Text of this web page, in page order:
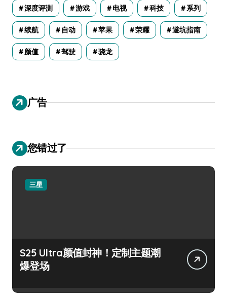
深度评测 游戏 电视 科技 系列
续航 自动 苹果 荣耀 避坑指南
颜值 驾驶 骁龙
广告
您错过了
三星
S25 Ultra颜值封神！定制主题潮
爆登场